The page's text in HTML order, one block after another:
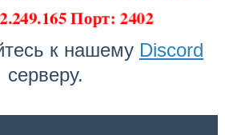
Порт: 2402
к нашему Discord
серверу.